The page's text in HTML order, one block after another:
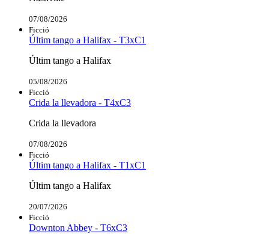
07/08/2026
Ficció
Últim tango a Halifax - T3xC1
Últim tango a Halifax
05/08/2026
Ficció
Crida la llevadora - T4xC3
Crida la llevadora
07/08/2026
Ficció
Últim tango a Halifax - T1xC1
Últim tango a Halifax
20/07/2026
Ficció
Downton Abbey - T6xC3